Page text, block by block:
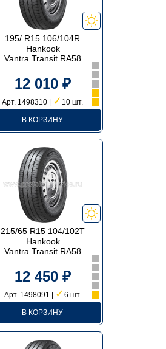
195/ R15 106/104R
Hankook
Vantra Transit RA58
12 010 ₽
Арт. 1498310 | ✓ 10 шт.
В КОРЗИНУ
215/65 R15 104/102T
Hankook
Vantra Transit RA58
12 450 ₽
Арт. 1498091 | ✓ 6 шт.
В КОРЗИНУ